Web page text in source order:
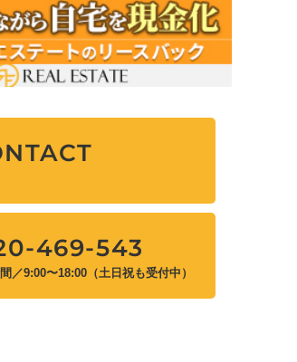
469-543
／9:00〜18:00（土日祝も受付中）